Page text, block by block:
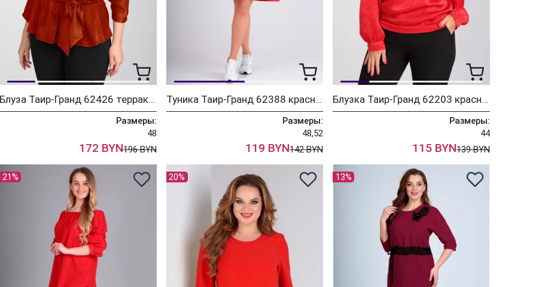
Блуза Таир-Гранд 62426 терракот
Размеры:
48
172 BYN196 BYN
Туника Таир-Гранд 62388 красный
Размеры:
48,52
119 BYN142 BYN
Блузка Таир-Гранд 62203 красный
Размеры:
44
115 BYN139 BYN
21% 20% 13%